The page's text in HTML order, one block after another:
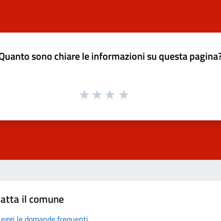
sono chiare le informazioni su questa
il comune